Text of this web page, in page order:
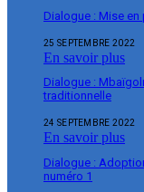
Dialogue : Mise
25 SEPTEMBRE 2022
En savoir plus
Dialogue :
traditionnelle
24 SEPTEMBRE 2022
En savoir plus
Dialogue :
numéro 1